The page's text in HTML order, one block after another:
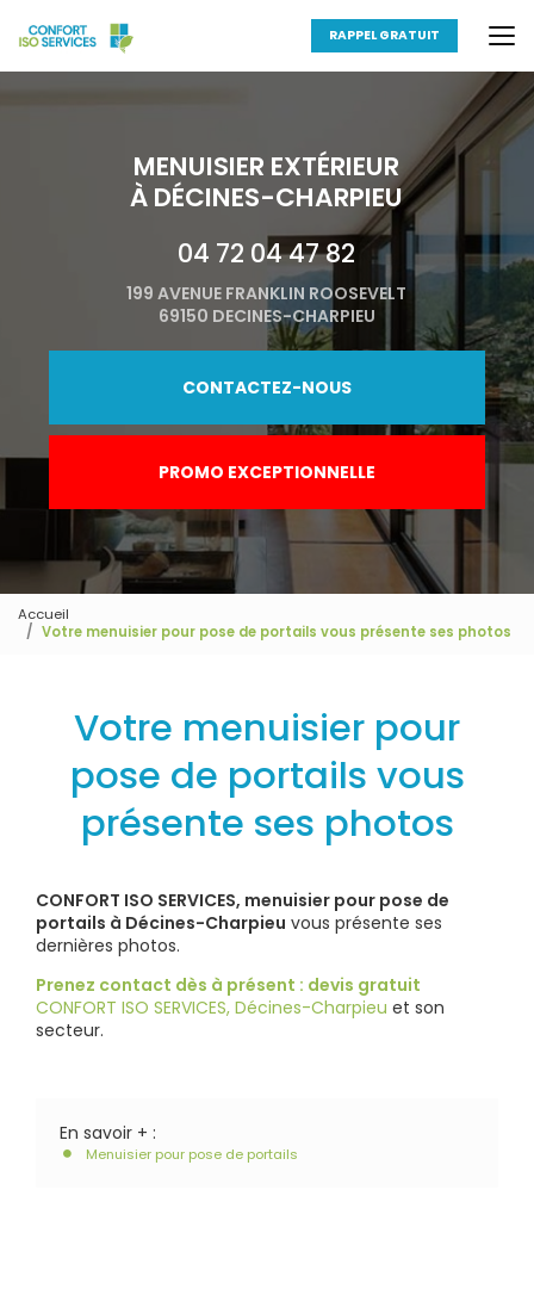
au
principal
RAPPEL GRATUIT
MENUISIER EXTÉRIEUR
À DÉCINES-CHARPIEU
04 72 04 47 82
199 AVENUE FRANKLIN ROOSEVELT
69150 DECINES-CHARPIEU
CONTACTEZ-NOUS
PROMO EXCEPTIONNELLE
Accueil
Votre menuisier pour pose de portails vous présente ses photos
Votre menuisier pour
pose de portails vous
présente ses photos
CONFORT ISO SERVICES, menuisier pour pose de
portails à Décines-Charpieu vous présente ses
dernières photos.
Prenez contact dès à présent : devis gratuit
CONFORT ISO SERVICES, Décines-Charpieu et son
secteur.
En savoir + :
Menuisier pour pose de portails